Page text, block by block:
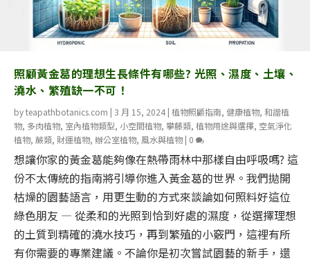
照顧黃金葛的理想生長條件有哪些? 光照、濕度、土壤、
澆水、繁殖缺一不可！
byteapathbotanics.com | 3 月 15, 2024 | 植物照顧指南, 健康植物, 和諧植
物, 多肉植物, 室內植物類型, 小空間植物, 攀藤類, 植物用途與選擇, 空氣淨化
植物, 蕨類, 財運植物, 辦公室植物, 風水與植物 | 0
想讓你家的黃金葛能夠像在熱帶雨林中那樣自由呼吸嗎? 這
份不太傳統的指南將引導你進入黃金葛的世界。我們拋開
枯燥的園藝語言，用更生動的方式來談論如何照料好這位
綠色朋友 — 從柔和的光照到恰到好處的濕度，從選擇理想
的土質到精確的澆水技巧，再到繁殖的小竅門，這裡有所
有你需要的專業建議。不論你是初次嘗試園藝的新手，還